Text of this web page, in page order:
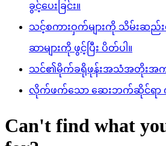
ခွင့်ပေးခြင်း။
သင့်စကားဝှက်များကို သိမ်းဆ
ဆာများကို ဖွင့်ပြီး ပိတ်ပါ။
သင်၏မိုက်ခရိုဖုန်းအသံအတိုးအက
လိုက်ဖက်သော ဆေးဘက်ဆိုင်ရာ ကိ
Can't find what